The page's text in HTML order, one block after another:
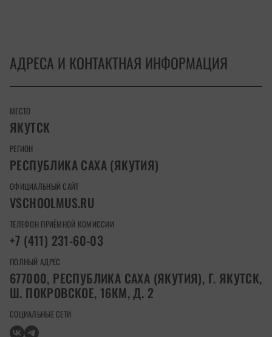
АДРЕСА И КОНТАКТНАЯ ИНФОРМАЦИЯ
МЕСТО
ЯКУТСК
РЕГИОН
РЕСПУБЛИКА САХА (ЯКУТИЯ)
ОФИЦИАЛЬНЫЙ САЙТ
VSCHOOLMUS.RU
ТЕЛЕФОН ПРИЁМНОЙ КОМИССИИ
+7 (411) 231-60-03
ПОЛНЫЙ АДРЕС
677000, РЕСПУБЛИКА САХА (ЯКУТИЯ), Г. ЯКУТСК,
Ш. ПОКРОВСКОЕ, 16КМ, Д. 2
СОЦИАЛЬНЫЕ СЕТИ